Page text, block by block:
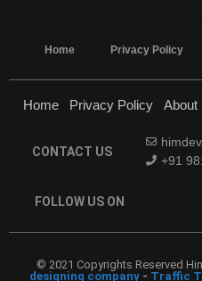
Home Privacy Policy
Home Privacy Policy About
CONTACT US
+91
FOLLOW US ON
© 2021 Copyrights Reserved
designing company- Traffic